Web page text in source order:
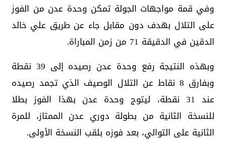
وفي قمة مواجهات الجولة تمكن وحدة عدن من الفوز
على التلال بهدف دون مقابل جاء عن طريق علي خالد
الدقين في الدقيقة 71 من زمن المباراة.
وبهذه النتيجة رفع وحدة عدن رصيده إلى 39 نقطة
وبفارق 8 نقاط عن التلال الوصيف الذي تجمد رصيده
عند 31 نقطة، ليتوج وحدة عدن بهذا الفوز بطلا
للنسخة الثانية من بطولة دوري عدن الممتاز، للمرة
الثانية على التوالي، بعد فوزه بلقب النسخة الأولى.